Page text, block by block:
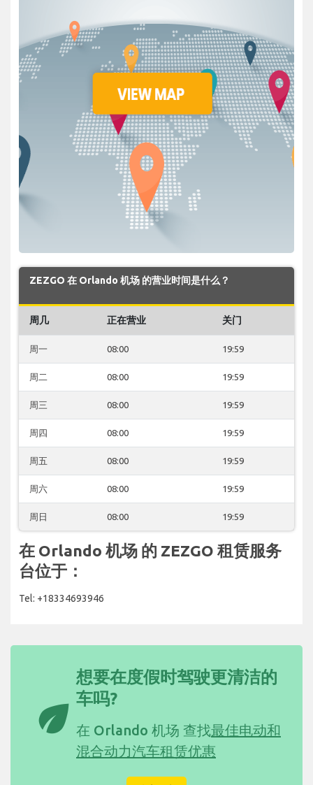
ZEZGO 在 Orlando 机场 的营业时间是什么？
周几 正在营业 关门
周一 08:00 19:59
周二 08:00 19:59
周三 08:00 19:59
周四 08:00 19:59
周五 08:00 19:59
周六 08:00 19:59
周日 08:00 19:59
在 Orlando 机场 的 ZEZGO 租赁服务
台位于：
Tel: +18334693946
eco
想要在度假时驾驶更清洁的
车吗?
在 Orlando 机场 查找最佳电动和
混合动力汽车租赁优惠